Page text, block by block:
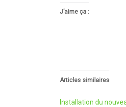
J’aime ça :
Articles similaires
Installation du